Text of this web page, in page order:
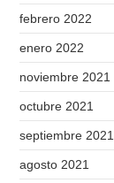
febrero 2022
enero 2022
noviembre 2021
octubre 2021
septiembre 2021
agosto 2021